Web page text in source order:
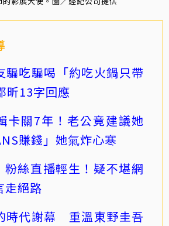
騙吃騙喝「約吃火鍋只帶
13字回應
卡關7年！老公竟建議她
賺錢」她氣炸心寒
粉絲直播輕生！疑不堪網
走絕路
時代謝幕 重溫東野圭吾